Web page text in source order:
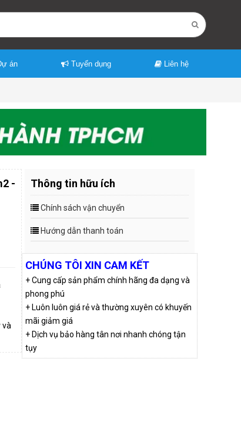
án Tuyển dụng Liên hệ
-
và
Thông tin hữu ích
Chính sách vận chuyển
Hướng dẫn thanh toán
CHÚNG TÔI XIN CAM KẾT
+ Cung cấp sản phẩm chính hãng đa dạng và
phong phú
+ Luôn luôn giá rẻ và thường xuyên có khuyến
mãi giảm giá
+ Dịch vụ bảo hàng tân nơi nhanh chóng tận
tụy